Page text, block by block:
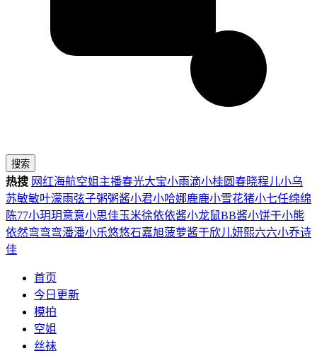
搜索
热搜 网红海航空姐 主播春光大宝小雨滴小桂圆春晓程儿小乌
苏敏敏叶濛雨弦子粥粥酱小君小哈娜鹿鹿小雪花猪小七任绵绵
陈77小玥玥意意小思佳玉米徐依依酱小龙鼠BB酱小饼干小熊
依然弯弯弯潘潘小乐悠悠石嘉旭菠萝酱于欣儿妍熙六六小乔诗
佳
首页
今日更新
模拍
空姐
丝袜